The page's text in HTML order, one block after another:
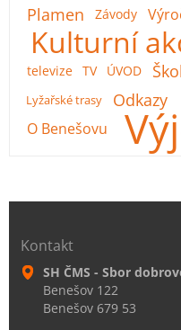
Plamen Závody
Kulturní
televize TV ÚVOD
Lyžařské trasy Odkazy
O Benešovu
Kontakt
SH ČMS - Sbor
Benešov 122
Benešov 679 53